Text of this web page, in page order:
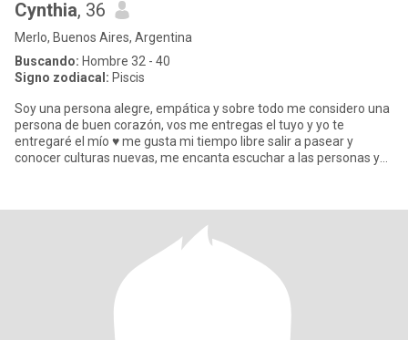
Cynthia, 36
Merlo, Buenos Aires, Argentina
Buscando: Hombre 32 - 40
Signo zodiacal: Piscis
Soy una persona alegre, empática y sobre todo me considero una
persona de buen corazón, vos me entregas el tuyo y yo te
entregaré el mío ♥️ me gusta mi tiempo libre salir a pasear y
conocer culturas nuevas, me encanta escuchar a las personas y